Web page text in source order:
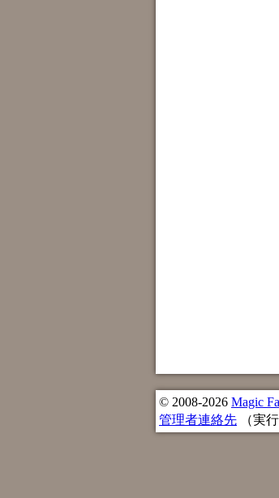
© 2008-2026 Magic
管理者連絡先 （実